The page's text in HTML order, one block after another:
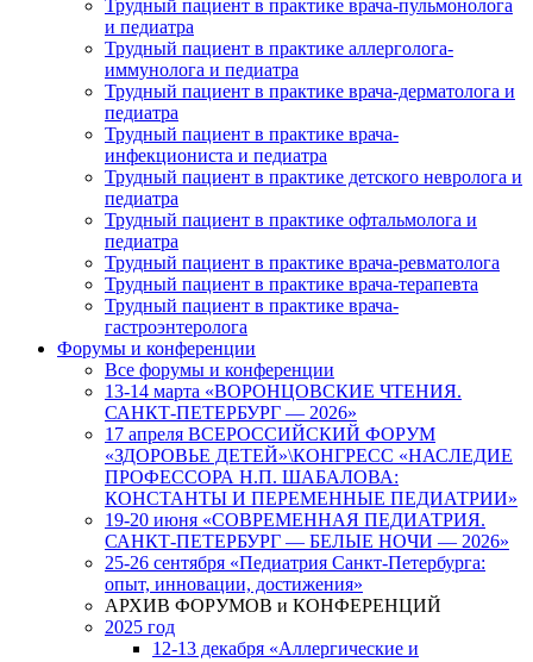
Трудный пациент в практике врача-пульмонолога
и педиатра
Трудный пациент в практике аллерголога-
иммунолога и педиатра
Трудный пациент в практике врача-дерматолога и
педиатра
Трудный пациент в практике врача-
инфекциониста и педиатра
Трудный пациент в практике детского невролога и
педиатра
Трудный пациент в практике офтальмолога и
педиатра
Трудный пациент в практике врача-ревматолога
Трудный пациент в практике врача-терапевта
Трудный пациент в практике врача-
гастроэнтеролога
Форумы и конференции
Все форумы и конференции
13-14 марта «ВОРОНЦОВСКИЕ ЧТЕНИЯ.
САНКТ-ПЕТЕРБУРГ — 2026»
17 апреля ВСЕРОССИЙСКИЙ ФОРУМ
«ЗДОРОВЬЕ ДЕТЕЙ»\КОНГРЕСС «НАСЛЕДИЕ
ПРОФЕССОРА Н.П. ШАБАЛОВА:
КОНСТАНТЫ И ПЕРЕМЕННЫЕ ПЕДИАТРИИ»
19-20 июня «СОВРЕМЕННАЯ ПЕДИАТРИЯ.
САНКТ-ПЕТЕРБУРГ — БЕЛЫЕ НОЧИ — 2026»
25-26 сентября «Педиатрия Санкт-Петербурга:
опыт, инновации, достижения»
АРХИВ ФОРУМОВ и КОНФЕРЕНЦИЙ
2025 год
12-13 декабря «Аллергические и